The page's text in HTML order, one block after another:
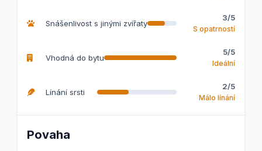
Snášenlivost s jinými zvířaty
3/5
S opatrností
Vhodná do bytu
5/5
Ideální
Línání srsti
2/5
Málo línání
Povaha